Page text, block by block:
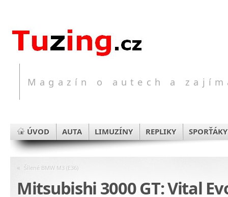
Magazín o autech a
ÚVOD AUTA LIMUZÍNY REPLIKY SPORŤÁKY
« Šílené BMW M3 (E36)
Mitsubishi 3000 GT: Vital